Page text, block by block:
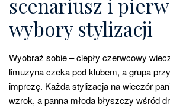
scenariusz i
wybory stylizacji
Wyobraź sobie – ciepły czerwcowy
limuzyna czeka pod klubem, a grupa
imprezę. Każda stylizacja na wieczór
wzrok, a panna młoda błyszczy wśród